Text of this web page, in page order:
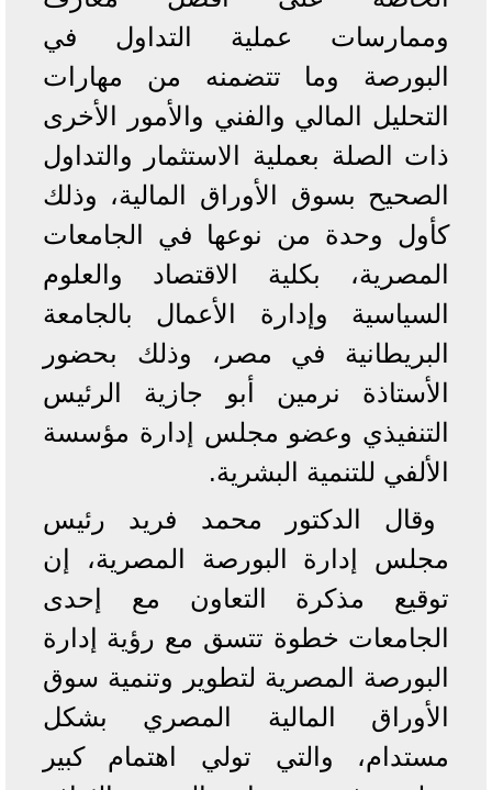
وممارسات عملية التداول في
البورصة وما تتضمنه من مهارات
التحليل المالي والفني والأمور الأخرى
ذات الصلة بعملية الاستثمار والتداول
الصحيح بسوق الأوراق المالية، وذلك
كأول وحدة من نوعها في الجامعات
المصرية، بكلية الاقتصاد والعلوم
السياسية وإدارة الأعمال بالجامعة
البريطانية في مصر، وذلك بحضور
الأستاذة نرمين أبو جازية الرئيس
التنفيذي وعضو مجلس إدارة مؤسسة
الألفي للتنمية البشرية.
وقال الدكتور محمد فريد رئيس
مجلس إدارة البورصة المصرية، إن
توقيع مذكرة التعاون مع إحدى
الجامعات خطوة تتسق مع رؤية إدارة
البورصة المصرية لتطوير وتنمية سوق
الأوراق المالية المصري بشكل
مستدام، والتي تولي اهتمام كبير